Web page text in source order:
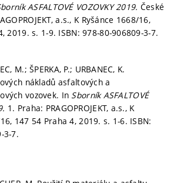
ASFALTOVÉ VOZOVKY 2019. České
a.s., K Ryšánce 1668/16,
2019.s. 1-9. ISBN: 978-80-906809-3-7.
M.; ŠPERKA, P.; URBANEC, K.
nákladů asfaltových a
vozovek. In Sborník ASFALTOVÉ
1. Praha: PRAGOPROJEKT, a.s., K
147 54 Praha 4, 2019. s. 1-6. ISBN:
3-7.